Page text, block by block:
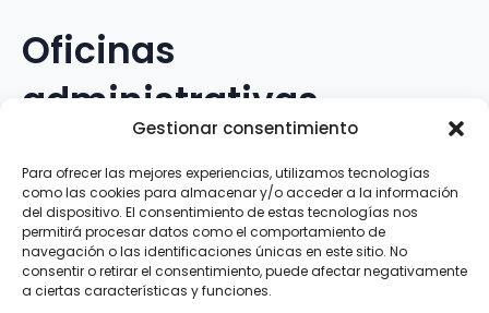
Gestionar consentimiento
Para ofrecer las mejores experiencias, utilizamos tecnologías
como las cookies para almacenar y/o acceder a la información
del dispositivo. El consentimiento de estas tecnologías nos
permitirá procesar datos como el comportamiento de
navegación o las identificaciones únicas en este sitio. No
consentir o retirar el consentimiento, puede afectar negativamente
a ciertas características y funciones.
Oficinas
administrativas
Avenida Galileo Galilei, 12
15.008 · A Coruña · España
Teléfono:881.069.303
WhatsApp:616.897.466